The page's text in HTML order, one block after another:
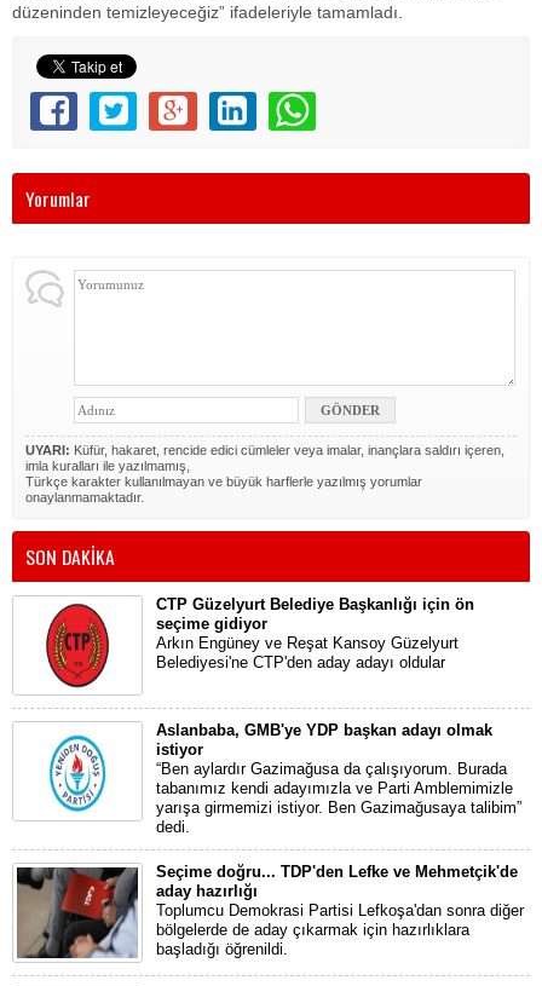
düzeninden temizleyeceğiz” ifadeleriyle tamamladı.
Yorumlar
UYARI: Küfür, hakaret, rencide edici cümleler veya imalar, inançlara saldırı içeren,
imla kuralları ile yazılmamış,
Türkçe karakter kullanılmayan ve büyük harflerle yazılmış yorumlar
onaylanmamaktadır.
SON DAKİKA
CTP Güzelyurt Belediye Başkanlığı için ön
seçime gidiyor
Arkın Engüney ve Reşat Kansoy Güzelyurt
Belediyesi'ne CTP'den aday adayı oldular
Aslanbaba, GMB'ye YDP başkan adayı olmak
istiyor
“Ben aylardır Gazimağusa da çalışıyorum. Burada
tabanımız kendi adayımızla ve Parti Amblemimizle
yarışa girmemizi istiyor. Ben Gazimağusaya talibim”
dedi.
Seçime doğru... TDP'den Lefke ve Mehmetçik'de
aday hazırlığı
Toplumcu Demokrasi Partisi Lefkoşa'dan sonra diğer
bölgelerde de aday çıkarmak için hazırlıklara
başladığı öğrenildi.